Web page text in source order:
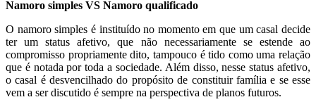
Namoro simples VS Namoro qualificado
O namoro simples é instituído no momento em que um casal decide
ter um status afetivo, que não necessariamente se estende ao
compromisso propriamente dito, tampouco é tido como uma relação
que é notada por toda a sociedade. Além disso, nesse status afetivo,
o casal é desvencilhado do propósito de constituir família e se esse
vem a ser discutido é sempre na perspectiva de planos futuros.